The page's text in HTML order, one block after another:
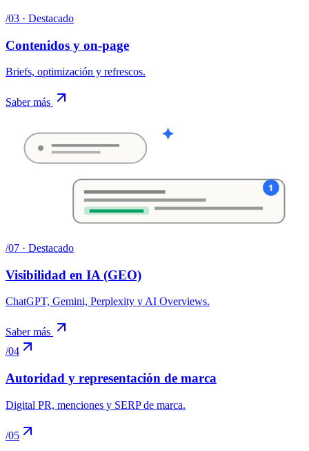
/03 · Destacado
Contenidos y on-page
Briefs, optimización y refrescos.
Saber más
1
/07 · Destacado
Visibilidad en IA (GEO)
ChatGPT, Gemini, Perplexity y AI Overviews.
Saber más
/04
Autoridad y representación de marca
Digital PR, menciones y SERP de marca.
/05